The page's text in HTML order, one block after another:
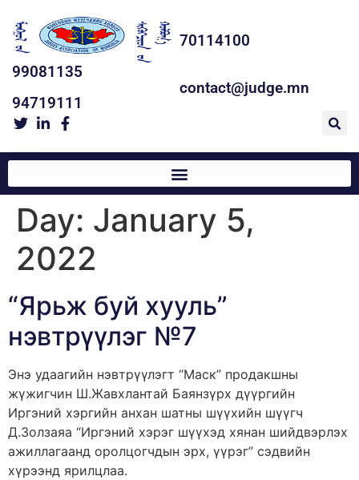
70114100
99081135
94719111
contact@judge.mn
Day: January 5,
2022
“Ярьж буй хууль”
нэвтрүүлэг №7
Энэ удаагийн нэвтрүүлэгт “Маск” продакшны
жүжигчин Ш.Жавхлантай Баянзүрх дүүргийн
Иргэний хэргийн анхан шатны шүүхийн шүүгч
Д.Золзаяа “Иргэний хэрэг шүүхэд хянан шийдвэрлэх
ажиллагаанд оролцогчдын эрх, үүрэг” сэдвийн
хүрээнд ярилцлаа.